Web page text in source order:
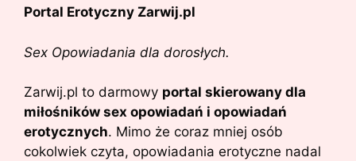
Portal Erotyczny Zarwij.pl
Sex Opowiadania dla dorosłych.
Zarwij.pl to darmowy portal skierowany dla
miłośników sex opowiadań i opowiadań
erotycznych. Mimo że coraz mniej osób
cokolwiek czyta, opowiadania erotyczne nadal